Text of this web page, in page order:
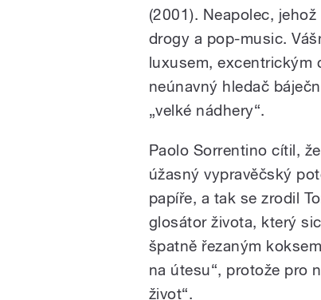
(2001). Neapolec,
drogy a pop-music.
luxusem, excentrickým
neúnavný hledač
„velké nádhery“.
Paolo Sorrentino cítil,
úžasný vypravěčský
papíře, a tak se zrodil
glosátor života, který
špatně řezaným
na útesu“, protože pro
život“.